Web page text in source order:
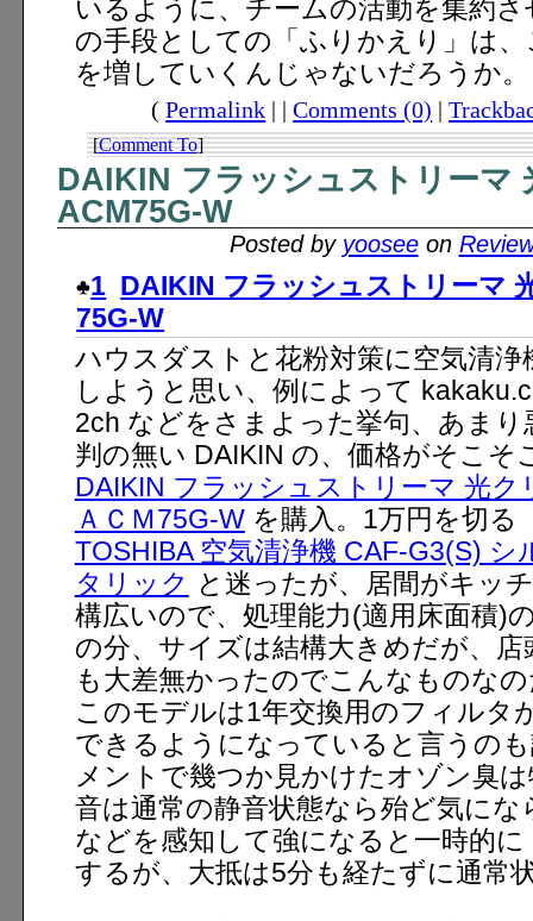
いるように、チームの活動を集約
の手段としての「ふりかえり」は
を増していくんじゃないだろうか。
(Permalink | |Comments (0) |
[Comment To]
DAIKIN フラッシュストリーマ
ACM75G-W
Posted by yooseeon
1
DAIKIN フラッシュストリーマ
75G-W
ハウスダストと花粉対策に空気清浄
しようと思い、例によって
2ch などをさまよった挙句、あまり
判の無い DAIKIN の、価格がそこそ
DAIKIN フラッシュストリーマ 光ク
ＡＣＭ75G-Wを購入。1万円を切る
TOSHIBA 空気清浄機 CAF-G3(S) シ
タリック と迷ったが、居間がキッ
構広いので、処理能力(適用床面積)
の分、サイズは結構大きめだが、
も大差無かったのでこんなものな
このモデルは1年交換用のフィルタ
できるようになっていると言うの
メントで幾つか見かけたオゾン臭
音は通常の静音状態なら殆ど気に
などを感知して強になると一時的
するが、大抵は5分も経たずに通常